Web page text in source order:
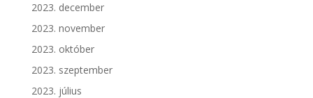
2023. december
2023. november
2023. október
2023. szeptember
2023. július